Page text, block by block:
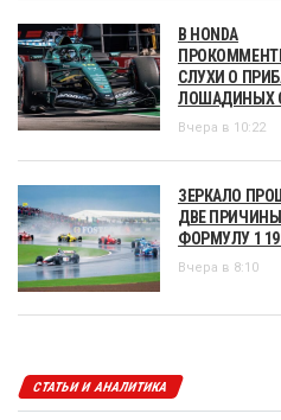
В HONDA
СЛУХИ О
ЛОШАДИНЫХ
Вчера в 10:22
ЗЕРКАЛО
ДВЕ
ФОРМУЛУ 1
Вчера в 8:10
СТАТЬИ И АНАЛИТИКА